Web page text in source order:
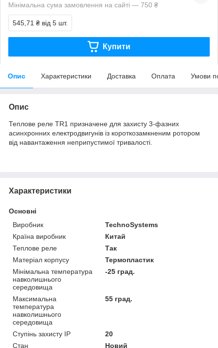
Мінімальна сума замовлення на сайті — 750 ₴
545,71 ₴ від 5 шт.
Купити
Опис Характеристики Доставка Оплата Умови
Опис
Теплове реле ТR1 призначене для захисту 3-фазних
асинхронних електродвигунів із короткозамкненим ротором
від навантаження неприпустимої тривалості.
Характеристики
Основні
Виробник
TechnoSystems
Країна виробник
Китай
Теплове реле
Так
Матеріал корпусу
Термопластик
Мінімальна температура
навколишнього
середовища
-25 град.
Максимальна
температура
навколишнього
середовища
55 град.
Ступінь захисту IP
20
Стан
Новий